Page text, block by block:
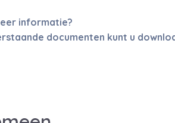
informatie?
documenten kunt u